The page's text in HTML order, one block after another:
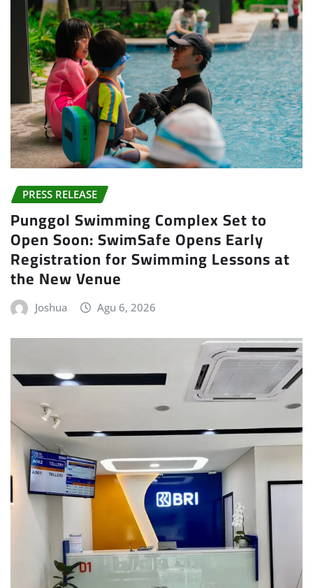
PRESS RELEASE
Punggol Swimming Complex Set to
Open Soon: SwimSafe Opens Early
Registration for Swimming Lessons at
the New Venue
Joshua Agu 6, 2026